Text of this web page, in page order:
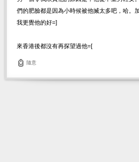
們的肥臉都是因為小時候被他搣太多吧，哈。
我更覺他的好=]
來香港後都沒有再探望過他=[
隨意